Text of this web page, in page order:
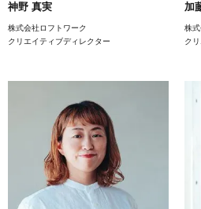
神野 真実
株式会社ロフトワーク
クリエイティブディレクター
加
株
ク